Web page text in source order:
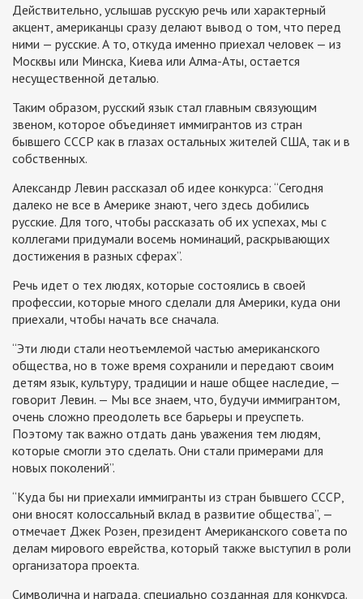
Действительно, услышав русскую речь или характерный
акцент, американцы сразу делают вывод о том, что перед
ними — русские. А то, откуда именно приехал человек — из
Москвы или Минска, Киева или Алма-Аты, остается
несущественной деталью.
Таким образом, русский язык стал главным связующим
звеном, которое объединяет иммигрантов из стран
бывшего СССР как в глазах остальных жителей США, так и в
собственных.
Александр Левин рассказал об идее конкурса: “Сегодня
далеко не все в Америке знают, чего здесь добились
русские. Для того, чтобы рассказать об их успехах, мы с
коллегами придумали восемь номинаций, раскрывающих
достижения в разных сферах”.
Речь идет о тех людях, которые состоялись в своей
профессии, которые много сделали для Америки, куда они
приехали, чтобы начать все сначала.
“Эти люди стали неотъемлемой частью американского
общества, но в тоже время сохранили и передают своим
детям язык, культуру, традиции и наше общее наследие, —
говорит Левин. — Мы все знаем, что, будучи иммигрантом,
очень сложно преодолеть все барьеры и преуспеть.
Поэтому так важно отдать дань уважения тем людям,
которые смогли это сделать. Они стали примерами для
новых поколений”.
“Куда бы ни приехали иммигранты из стран бывшего СССР,
они вносят колоссальный вклад в развитие общества”, —
отмечает Джек Розен, президент Американского совета по
делам мирового еврейства, который также выступил в роли
организатора проекта.
Символична и награда, специально созданная для конкурса.